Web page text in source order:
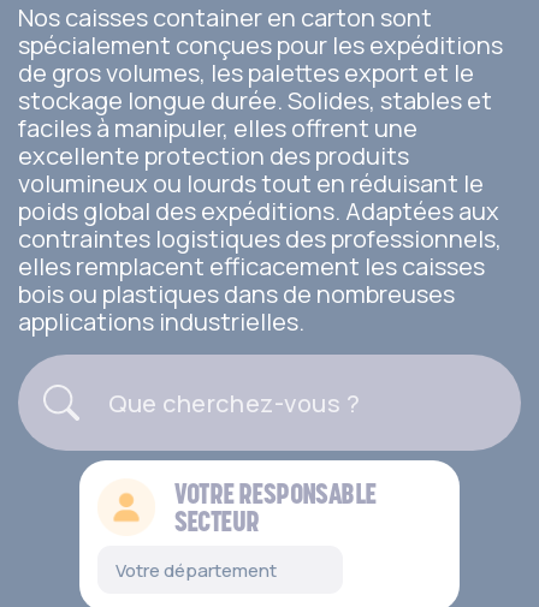
Nos caisses container en carton sont
spécialement conçues pour les expéditions
de gros volumes, les palettes export et le
stockage longue durée. Solides, stables et
faciles à manipuler, elles offrent une
excellente protection des produits
volumineux ou lourds tout en réduisant le
poids global des expéditions. Adaptées aux
contraintes logistiques des professionnels,
elles remplacent efficacement les caisses
bois ou plastiques dans de nombreuses
applications industrielles.
VOTRE RESPONSABLE
SECTEUR